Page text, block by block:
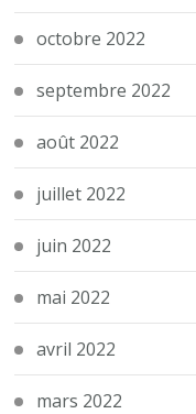
octobre 2022
septembre 2022
août 2022
juillet 2022
juin 2022
mai 2022
avril 2022
mars 2022